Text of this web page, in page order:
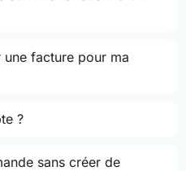
facture pour ma
?
sans créer de